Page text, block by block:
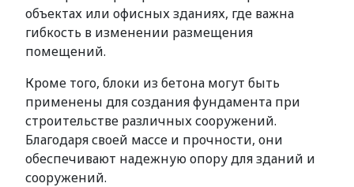
объектах или офисных зданиях, где важна
гибкость в изменении размещения
помещений.
Кроме того, блоки из бетона могут быть
применены для создания фундамента при
строительстве различных сооружений.
Благодаря своей массе и прочности, они
обеспечивают надежную опору для зданий и
сооружений.